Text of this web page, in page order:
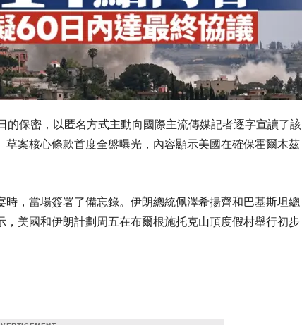
保密，以匿名方式主動向國際主流傳媒記者逐字宣讀了該
案核心條款首度全盤曝光，內容顯示美國在確保霍爾木茲
，當場簽署了備忘錄。伊朗總統佩澤希揚齊和巴基斯坦總
美國和伊朗計劃周五在布爾根施托克山頂度假村舉行初步